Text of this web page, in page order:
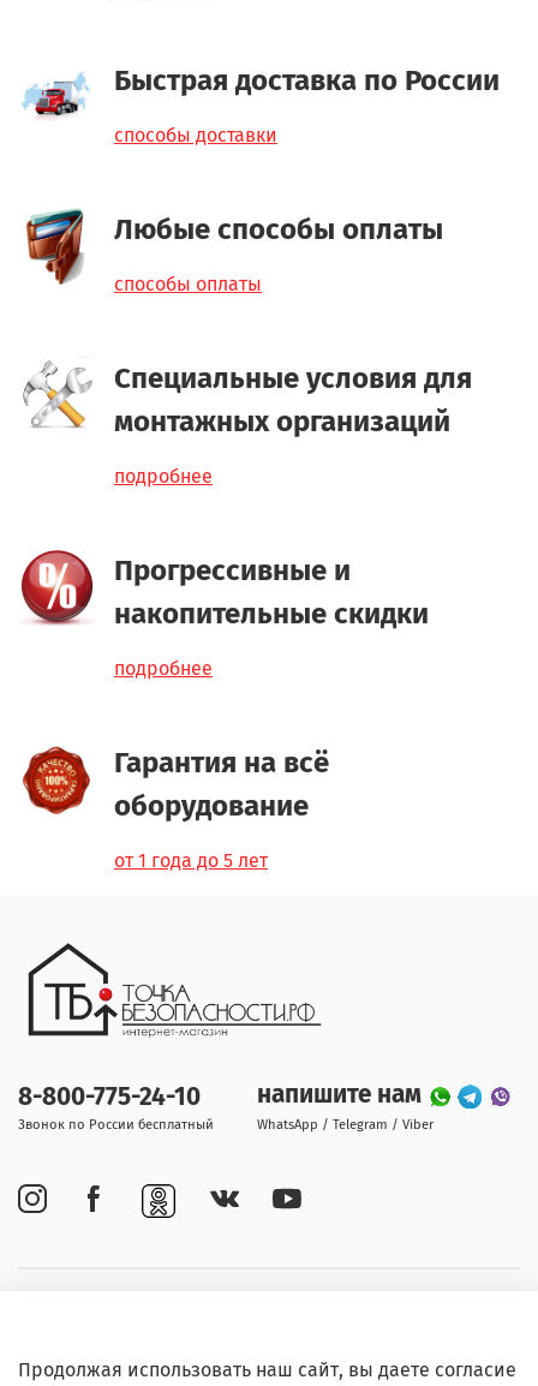
Быстрая доставка по России
способы доставки
Любые способы оплаты
способы оплаты
Специальные условия для
монтажных организаций
подробнее
Прогрессивные и
накопительные скидки
подробнее
Гарантия на всё
оборудование
от 1 года до 5 лет
Информация
8-800-775-24-10
Звонок по России бесплатный
напишите нам
WhatsApp / Telegram / Viber
Продолжая использовать наш сайт, вы даете согласие